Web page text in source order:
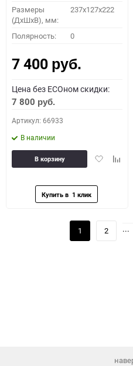
Размеры
(ДхШхВ), мм:
237x127x222
Полярность: 0
7 400 руб.
Цена без ECOном скидки:
7 800 руб.
Артикул: 66933
В наличии
Добавить
В корзину
1 2 ...